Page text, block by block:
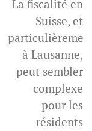
La fiscalité en
Suisse, et
à Lausanne,
peut sembler
complexe
pour les
résidents